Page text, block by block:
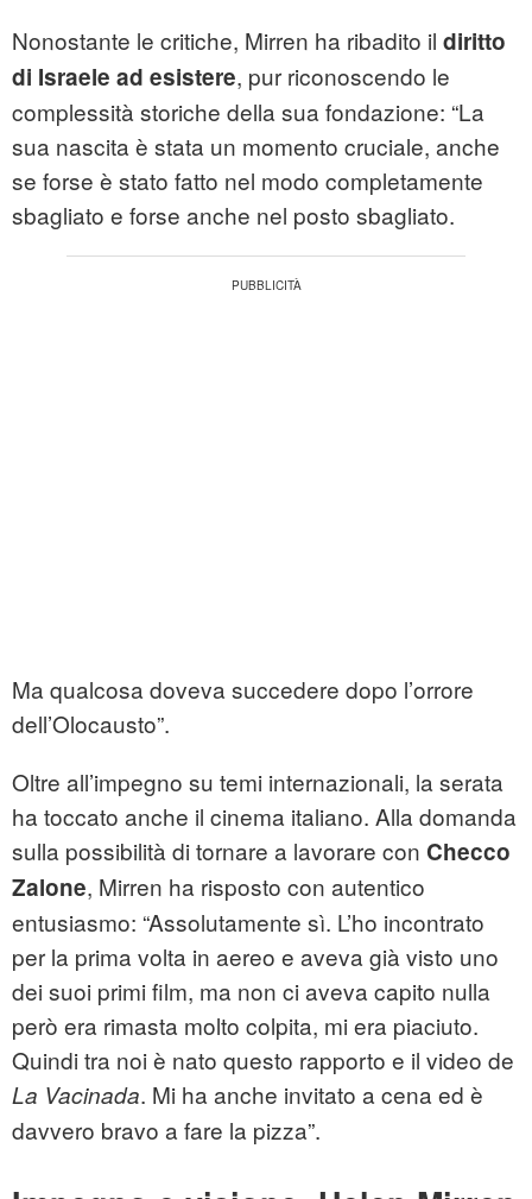
Nonostante le critiche, Mirren ha ribadito il diritto
di Israele ad esistere, pur riconoscendo le
complessità storiche della sua fondazione: “La
sua nascita è stata un momento cruciale, anche
se forse è stato fatto nel modo completamente
sbagliato e forse anche nel posto sbagliato.
Ma qualcosa doveva succedere dopo l’orrore
dell’Olocausto”.
Oltre all’impegno su temi internazionali, la serata
ha toccato anche il cinema italiano. Alla domanda
sulla possibilità di tornare a lavorare con Checco
Zalone, Mirren ha risposto con autentico
entusiasmo: “Assolutamente sì. L’ho incontrato
per la prima volta in aereo e aveva già visto uno
dei suoi primi film, ma non ci aveva capito nulla
però era rimasta molto colpita, mi era piaciuto.
Quindi tra noi è nato questo rapporto e il video de
La Vacinada. Mi ha anche invitato a cena ed è
davvero bravo a fare la pizza”.